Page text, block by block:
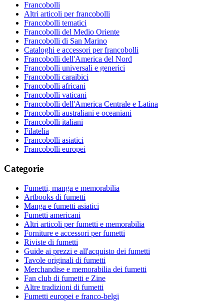
Francobolli
Altri articoli per francobolli
Francobolli tematici
Francobolli del Medio Oriente
Francobolli di San Marino
Cataloghi e accessori per francobolli
Francobolli dell'America del Nord
Francobolli universali e generici
Francobolli caraibici
Francobolli africani
Francobolli vaticani
Francobolli dell'America Centrale e Latina
Francobolli australiani e oceaniani
Francobolli italiani
Filatelia
Francobolli asiatici
Francobolli europei
Categorie
Fumetti, manga e memorabilia
Artbooks di fumetti
Manga e fumetti asiatici
Fumetti americani
Altri articoli per fumetti e memorabilia
Forniture e accessori per fumetti
Riviste di fumetti
Guide ai prezzi e all'acquisto dei fumetti
Tavole originali di fumetti
Merchandise e memorabilia dei fumetti
Fan club di fumetti e Zine
Altre tradizioni di fumetti
Fumetti europei e franco-belgi